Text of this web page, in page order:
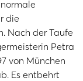
die
Nach der Taufe
Petra
von München
Es entbehrt